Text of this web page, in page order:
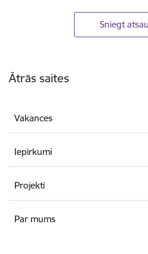
Sniegt
Ātrās saites
Vakances
Iepirkumi
Projekti
Par mums